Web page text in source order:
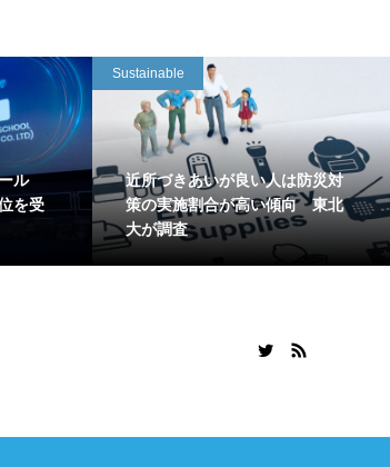
ル
を受
Sustainable
近所づきあいが良い人は防災対
策の実施割合が高い傾向 東北
大が調査